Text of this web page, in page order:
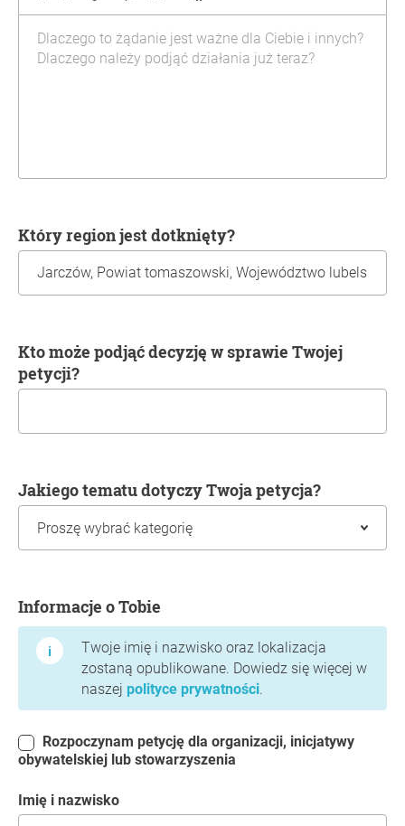
Który region jest dotknięty?
Kto może podjąć decyzję w sprawie Twojej
petycji?
Jakiego tematu dotyczy Twoja petycja?
Informacje o Tobie
Twoje imię i nazwisko oraz lokalizacja
zostaną opublikowane. Dowiedz się więcej w
naszej polityce prywatności.
obywatelskiej lub stowarzyszenia
Imię i nazwisko